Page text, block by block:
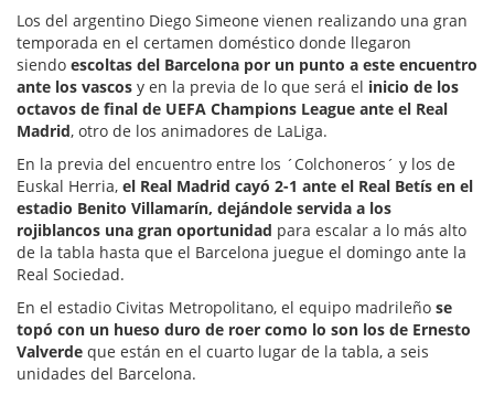
Los del argentino Diego Simeone vienen realizando una gran
temporada en el certamen doméstico donde llegaron
siendo escoltas del Barcelona por un punto a este encuentro
ante los vascos y en la previa de lo que será el inicio de los
octavos de final de UEFA Champions League ante el Real
Madrid, otro de los animadores de LaLiga.
En la previa del encuentro entre los ´Colchoneros´ y los de
Euskal Herria, el Real Madrid cayó 2-1 ante el Real Betís en el
estadio Benito Villamarín, dejándole servida a los
rojiblancos una gran oportunidad para escalar a lo más alto
de la tabla hasta que el Barcelona juegue el domingo ante la
Real Sociedad.
En el estadio Civitas Metropolitano, el equipo madrileño se
topó con un hueso duro de roer como lo son los de Ernesto
Valverde que están en el cuarto lugar de la tabla, a seis
unidades del Barcelona.